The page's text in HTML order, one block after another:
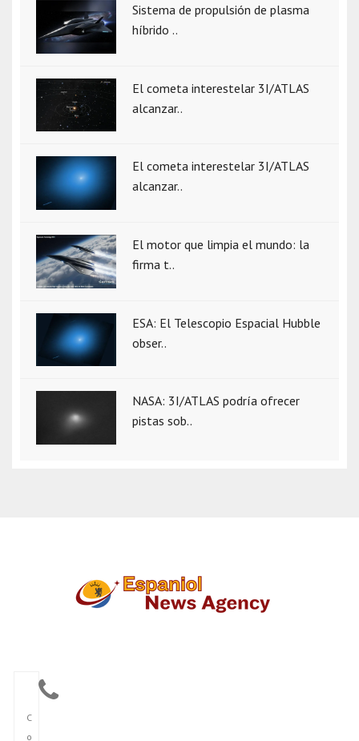
Sistema de propulsión de plasma
híbrido ..
El cometa interestelar 3I/ATLAS
alcanzar..
El cometa interestelar 3I/ATLAS
alcanzar..
El motor que limpia el mundo: la
firma t..
ESA: El Telescopio Espacial Hubble
obser..
NASA: 3I/ATLAS podría ofrecer
pistas sob..
C
o